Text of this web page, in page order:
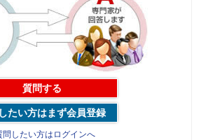
質問する
たい方はまず会員登録
問したい方はログインへ